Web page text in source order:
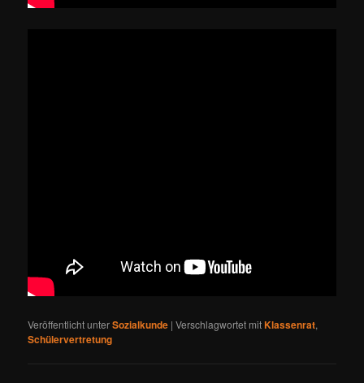
Veröffentlicht unterSozialkunde |Verschlagwortet mitKlassenrat,
Schülervertretung